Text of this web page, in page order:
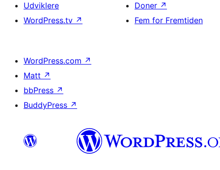
Udviklere
WordPress.tv ↗
Doner ↗
Fem for Fremtiden
WordPress.com ↗
Matt ↗
bbPress ↗
BuddyPress ↗